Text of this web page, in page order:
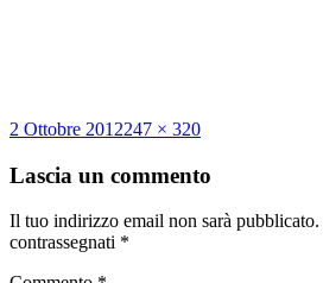
Scritto
2 Ottobre 2012Dimensione
247 × 320
Lascia un commento
Il tuo indirizzo email non sarà pubblicato.
contrassegnati *